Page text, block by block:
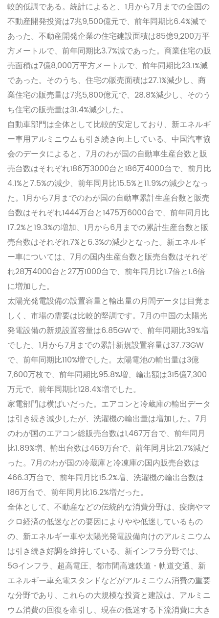
較的低調である。統計によると、1月から7月までの全国の
不動産開発投資は7兆9,500億元で、前年同期比6.4%減で
あった。不動産開発企業の住宅建設面積は85億9,200万平
方メートルで、前年同期比3.7%減であった。商業住宅の販
売面積は7億8,000万平方メートルで、前年同期比23.1%減
であった。そのうち、住宅の販売面積は27.1%減少し、商
業住宅の販売量は7兆5,800億元で、28.8%減少し、そのう
ち住宅の販売量は31.4%減少した。
自動車部門は全体として比較的安定しており、新エネルギ
ー車用アルミニウムも引き続き向上している。中国汽車協
会のデータによると、7月のわが国の自動車生産台数と販
売台数はそれぞれ186万3000台と186万4000台で、前月比
4.1%と7.5%の減少、前年同月比15.5%と11.9%の減少となっ
た。1月から7月までのわが国の自動車累計生産台数と販売
台数はそれぞれ1444万台と1475万6000台で、前年同月比
17.2%と19.3%の増加、1月から6月までの累計生産台数と販
売台数はそれぞれ7%と6.3%の減少となった。新エネルギ
ー車については、7月の国内生産台数と販売台数はそれぞ
れ28万4000台と27万1000台で、前年同月比1.7倍と1.6倍
に増加した。
太陽光発電設備の設置容量と輸出量の月間データは目覚ま
しく、市場の需要は比較的堅調です。7月の中国の太陽光
発電設備の新規設置容量は6.85GWで、前年同期比39%増
でした。1月から7月までの累計新規設置容量は37.73GW
で、前年同期比110%増でした。太陽電池の輸出量は3億
7,600万枚で、前年同期比95.8%増、輸出額は315億7,300
万元で、前年同期比128.4%増でした。
家電部門は横ばいだった。エアコンと冷蔵庫の輸出データ
は引き続き減少したが、洗濯機の輸出量は増加した。7月
のわが国のエアコン総販売台数は1,467万台で、前年同月
比1.89%増、輸出台数は469万台で、前年同月比21.7%減だ
った。7月のわが国の冷蔵庫と冷凍庫の国内販売台数は
466.3万台で、前年同月比15.2%増、洗濯機の輸出台数は
186万台で、前年同月比16.2%増だった。
全体として、不動産などの伝統的な消費分野は、疫病やマ
クロ経済の低迷などの要因によりやや低迷しているもの
の、新エネルギー車や太陽光発電設備向けのアルミニウム
は引き続き好調を維持している。新インフラ分野では、
5Gインフラ、超高電圧、都市間高速鉄道・軌道交通、新
エネルギー車充電スタンドなどがアルミニウム消費の重要
な分野であり、これらの大規模な投資と建設は、アルミニ
ウム消費の回復を牽引し、現在の低迷する下流消費に大き